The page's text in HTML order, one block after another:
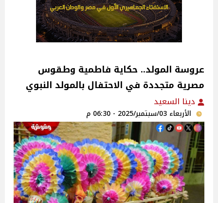
عروسة المولد.. حكاية فاطمية وطقوس
مصرية متجددة في الاحتفال بالمولد النبوي
دينا السعيد
الأربعاء 03/سبتمبر/2025 - 06:30 م